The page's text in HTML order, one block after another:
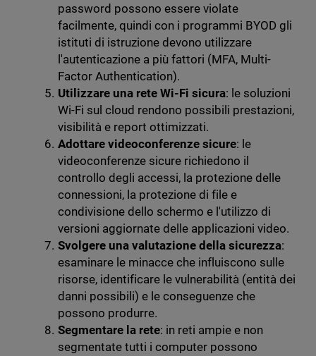
password possono essere violate
facilmente, quindi con i programmi BYOD gli
istituti di istruzione devono utilizzare
l'autenticazione a più fattori (MFA, Multi-
Factor Authentication).
Utilizzare una rete Wi-Fi sicura: le soluzioni
Wi-Fi sul cloud rendono possibili prestazioni,
visibilità e report ottimizzati.
Adottare videoconferenze sicure: le
videoconferenze sicure richiedono il
controllo degli accessi, la protezione delle
connessioni, la protezione di file e
condivisione dello schermo e l'utilizzo di
versioni aggiornate delle applicazioni video.
Svolgere una valutazione della sicurezza:
esaminare le minacce che influiscono sulle
risorse, identificare le vulnerabilità (entità dei
danni possibili) e le conseguenze che
possono produrre.
Segmentare la rete: in reti ampie e non
segmentate tutti i computer possono